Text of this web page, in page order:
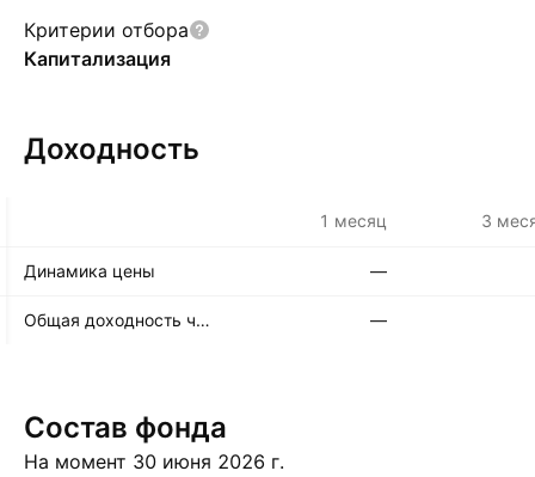
Критерии отбора
Капитализация
Доходность
1 месяц 3
Динамика цены —
Общая доходность чистых активов —
Состав фонда
На момент 30 июня 2026 г.